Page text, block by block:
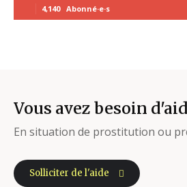
4,140 Abonné·e·s
Vous avez besoin
En situation de prostitution ou
Solliciter de l'aide